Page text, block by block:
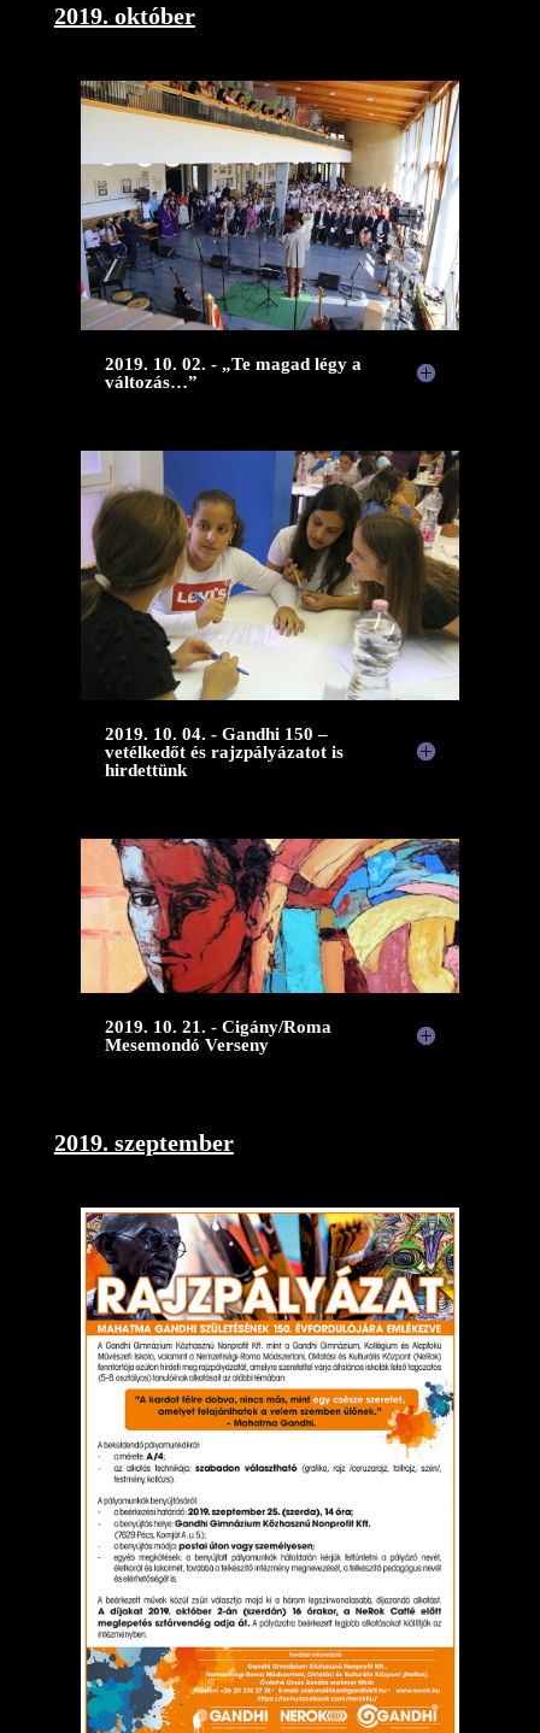
2019. október
2019. 10. 02. - „Te magad légy a
változás…”
2019. 10. 04. - Gandhi 150 –
vetélkedőt és rajzpályázatot is
hirdettünk
2019. 10. 21. - Cigány/Roma
Mesemondó Verseny
2019. szeptember